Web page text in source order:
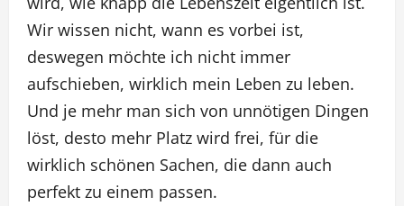
Wir wissen nicht, wann es vorbei ist,
deswegen möchte ich nicht immer
aufschieben, wirklich mein Leben zu leben.
Und je mehr man sich von unnötigen Dingen
löst, desto mehr Platz wird frei, für die
wirklich schönen Sachen, die dann auch
perfekt zu einem passen.